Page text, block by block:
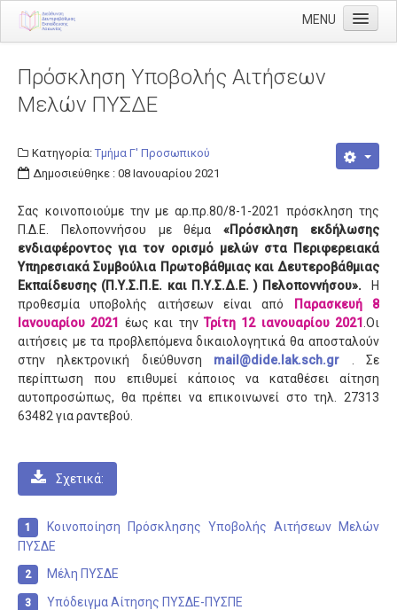
MENU
Διεύθυνση
Διάρθρωση
Τμήμα Α' Διοικητικού
Τμήμα Β' Οικονομικού
Τμήμα Γ' Προσωπικού
Τμήμα Δ' Πληροφορικής & Νέων Τεχνολογιών
Τμήμα Ε' Εκπαιδευτικών Θεμάτων
ΠΥΣΔΕ
ΠΥΣΔΕ Επιλογής
Σχολεία
Γυμνάσια
Γενικά Λύκεια
Επαγγελματικά Λύκεια
Πρόσκληση Υποβολής Αιτήσεων
Μελών ΠΥΣΔΕ
Κατηγορία: Τμήμα Γ' Προσωπικού
Δημοσιεύθηκε : 08 Ιανουαρίου 2021
Σας κοινοποιούμε την με αρ.πρ.80/8-1-2021 πρόσκληση της
Π.Δ.Ε. Πελοποννήσου με θέμα«Πρόσκληση εκδήλωσης
ενδιαφέροντος για τον ορισμό μελών στα Περιφερειακά
Υπηρεσιακά Συμβούλια Πρωτοβάθμιας και Δευτεροβάθμιας
Εκπαίδευσης (Π.Υ.Σ.Π.Ε. και Π.Υ.Σ.Δ.Ε. ) Πελοποννήσου».
Η
προθεσμία υποβολής αιτήσεων είναι από
Παρασκευή 8
Ιανουαρίου 2021
έως και την Τρίτη 12 ιανουαρίου 2021 .Οι
αιτήσεις με τα προβλεπόμενα δικαιολογητικά θα αποσταλούν
στην ηλεκτρονική διεύθυνση mail@dide.lak.sch.gr . Σε
περίπτωση που επιθυμεί κάποιος να καταθέσει αίτηση
αυτοπροσώπως, θα πρέπει να επικοινωνεί στο τηλ. 27313
63482 για ραντεβού.
Σχετικά:
Κοινοποίηση Πρόσκλησης Υποβολής Αιτήσεων Μελών
ΠΥΣΔΕ
Μέλη ΠΥΣΔΕ
Υπόδειγμα Αίτησης ΠΥΣΔΕ-ΠΥΣΠΕ